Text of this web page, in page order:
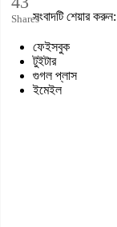
Sharesসংবাদটি শেয়ার করুন:
ফেইসবুক
টুইটার
গুগল প্লাস
ইমেইল